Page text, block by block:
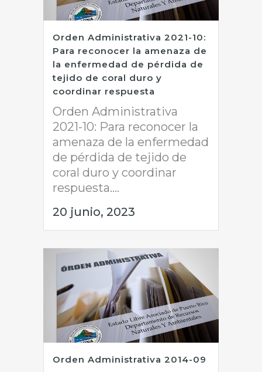
Orden Administrativa 2021-10:
Para reconocer la amenaza de
la enfermedad de pérdida de
tejido de coral duro y
coordinar respuesta
Orden Administrativa
2021-10: Para reconocer la
amenaza de la enfermedad
de pérdida de tejido de
coral duro y coordinar
respuesta....
20 junio, 2023
Orden Administrativa 2014-09